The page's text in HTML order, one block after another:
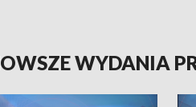
WYDANIA